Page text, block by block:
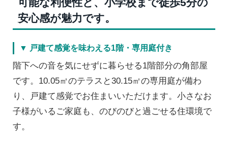
可能な利便性と、小学校まで徒歩5分の
安心感が魅力です。
▼ 戸建て感覚を味わえる1階・専用庭付き
階下への音を気にせずに暮らせる1階部分の角部屋
です。10.05㎡のテラスと30.15㎡の専用庭が備わ
り、戸建て感覚でお住まいいただけます。小さなお
子様がいるご家庭も、のびのびと過ごせる住環境で
す。